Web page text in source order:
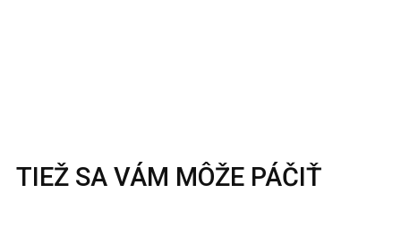
TIEŽ SA VÁM MÔŽE PÁČIŤ